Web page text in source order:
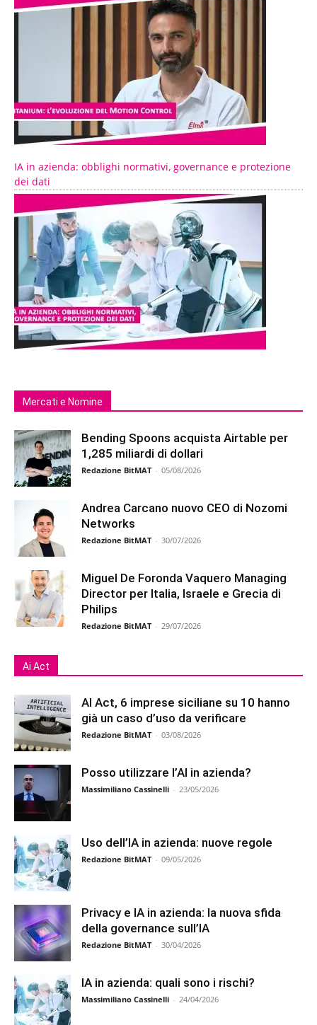
IA in azienda: obblighi normativi, governance e protezione
dei dati
Mercati e Nomine
Bending Spoons acquista Airtable per
1,285 miliardi di dollari
Redazione BitMAT - 05/08/2026
Andrea Carcano nuovo CEO di Nozomi
Networks
Redazione BitMAT - 30/07/2026
Miguel De Foronda Vaquero Managing
Director per Italia, Israele e Grecia di
Philips
Redazione BitMAT - 29/07/2026
Ai Act
AI Act, 6 imprese siciliane su 10 hanno
già un caso d’uso da verificare
Redazione BitMAT - 03/08/2026
Posso utilizzare l’AI in azienda?
Massimiliano Cassinelli - 23/05/2026
Uso dell’IA in azienda: nuove regole
Redazione BitMAT - 09/05/2026
Privacy e IA in azienda: la nuova sfida
della governance sull’IA
Redazione BitMAT - 30/04/2026
IA in azienda: quali sono i rischi?
Massimiliano Cassinelli - 24/04/2026